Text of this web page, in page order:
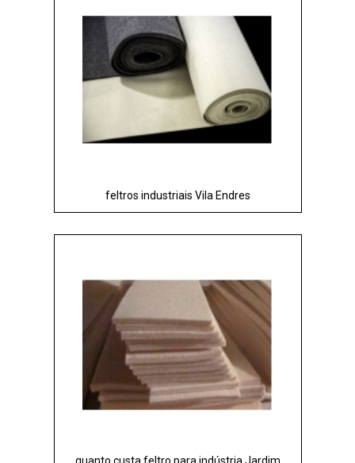
feltros industriais Vila Endres